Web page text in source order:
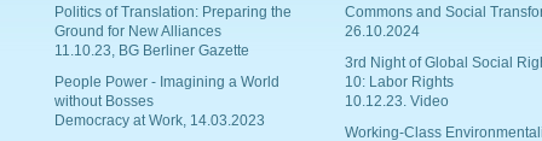
Politics of Translation: Preparing the
Ground for New Alliances
11.10.23, BG Berliner Gazette
People Power - Imagining a World
without Bosses
Democracy at Work, 14.03.2023
Commons and Social
26.10.2024
3rd Night of Global Social
10: Labor Rights
10.12.23. Video
Working-Class